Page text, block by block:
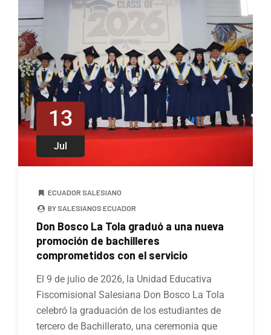
13
Jul
ECUADOR SALESIANO
BY SALESIANOS ECUADOR
Don Bosco La Tola graduó a una nueva
promoción de bachilleres
comprometidos con el servicio
El 9 de julio de 2026, la Unidad Educativa
Fiscomisional Salesiana Don Bosco La Tola
celebró la graduación de los estudiantes de
tercero de Bachillerato, una ceremonia que